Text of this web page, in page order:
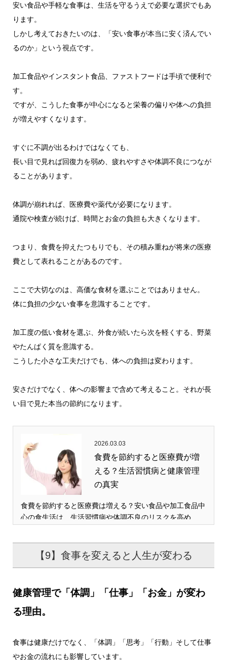
安い食品や手軽な食事は、生活を守るうえで必要な選択でもあ
ります。
しかし考えておきたいのは、「安い食事が本当に安く済んでい
るのか」という視点です。
加工食品やインスタント食品、ファストフードは手頃で便利で
す。
ですが、こうした食事が中心になると栄養の偏りや体への負担
が増えやすくなります。
すぐに不調が出るわけではなくても、
長い目で見れば回復力を弱め、疲れやすさや体調不良につなが
ることがあります。
体調が崩れれば、医療費や薬代が必要になります。
通院や検査が続けば、時間とお金の負担も大きくなります。
つまり、食費を抑えたつもりでも、その積み重ねが将来の医療
費として表れることがあるのです。
ここで大切なのは、高価な食材を選ぶことではありません。
体に負担の少ない食事を意識することです。
加工度の低い食材を選ぶ、外食が続いたら次を軽くする、野菜
やたんぱく質を意識する。
こうした小さな工夫だけでも、体への負担は変わります。
安さだけでなく、体への影響まで含めて考えること。それが長
い目で見た本当の節約になります。
2026.03.03
食費を節約すると医療費が増
える？生活習慣病と健康管理
の真実
食費を節約すると医療費は増える？安い食品や加工食品中
心の食生活は、生活習慣病や体調不良のリスクを高め…
【9】食事を変えると人生が変わる
健康管理で「体調」「仕事」「お金」が変わ
る理由。
食事は健康だけでなく、「体調」「思考」「行動」そして仕事
やお金の流れにも影響しています。